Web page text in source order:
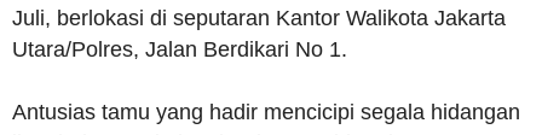
Juli, berlokasi di seputaran Kantor Walikota Jakarta
Utara/Polres, Jalan Berdikari No 1.
Antusias tamu yang hadir mencicipi segala hidangan